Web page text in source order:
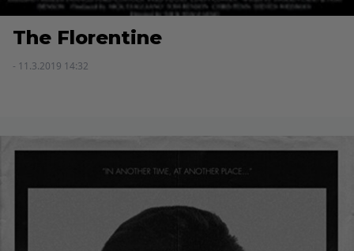
The Florentine
- 11.3.2019 14:32